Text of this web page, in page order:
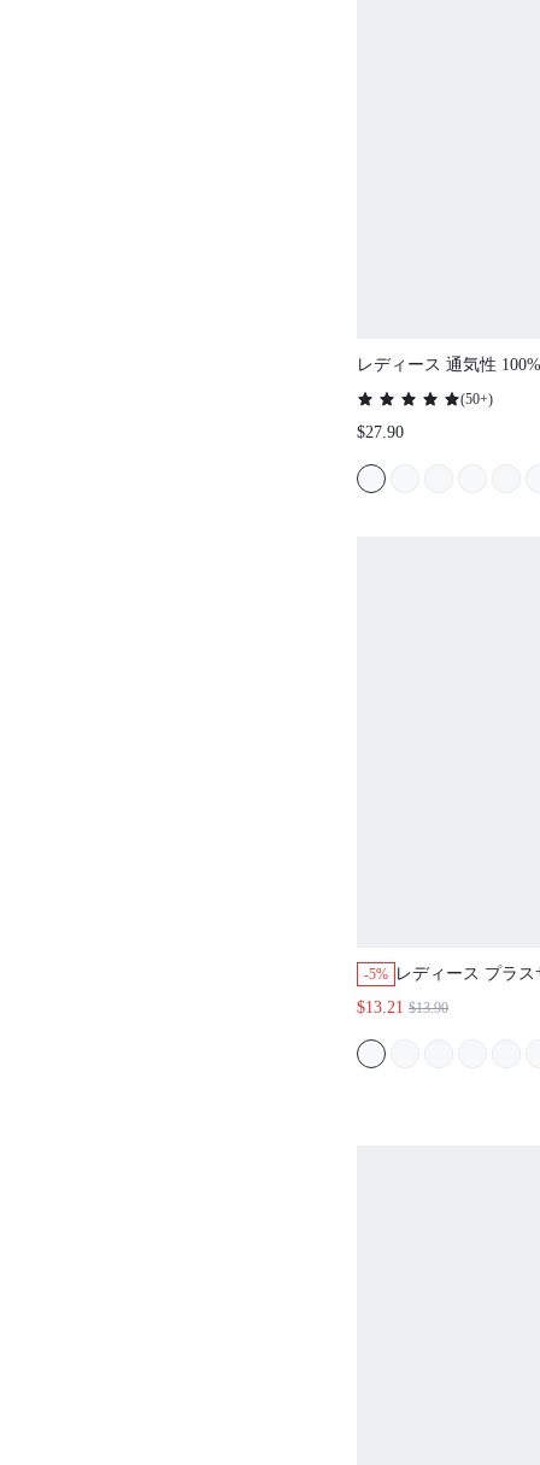
レディース 通気性
ース エレガントトリム
ナー 半袖 ボタンアッ
ツ エアリー ルームウ
ト
(50+)
$27.90
-5% レディース プラ
クシー ソフト
ャマ 夏ドレス
$13.21 $13.90